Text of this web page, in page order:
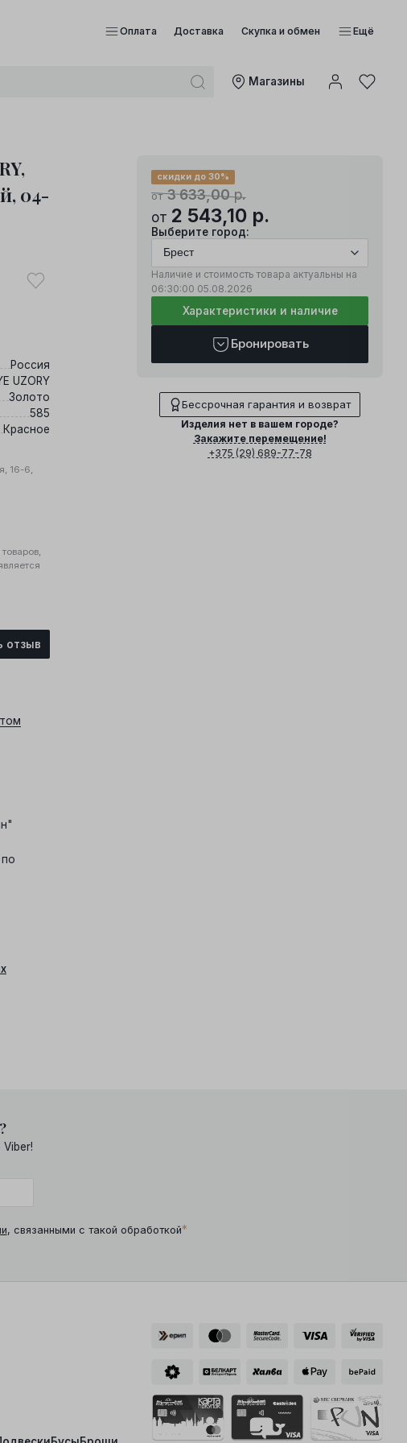
Оплата Доставка Скупка и обмен Ещё
Mагазины
04-
от3 633,00р.
скидки до 30%
от 2 543,10 р.
Выберите город:
Наличие и стоимость товара актуальны на
06:30:00 05.08.2026
Характеристики и наличие
Бронировать
Бессрочная гарантия и возврат
Изделия нет в вашем городе?
Закажите перемещение!
+375 (29) 689-77-78
Россия
UZORY
Золото
585
Красное
16-6,
отзыв
, связанными с такой обработкой*